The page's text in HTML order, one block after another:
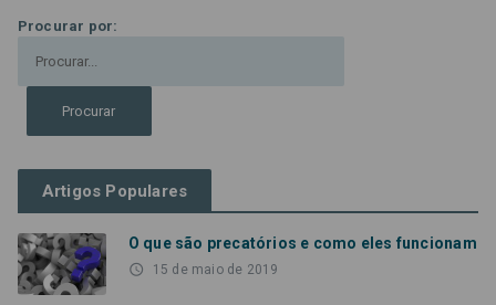
Procurar por:
Artigos Populares
O que são precatórios e como eles funcionam
access_time 15 de maio de 2019